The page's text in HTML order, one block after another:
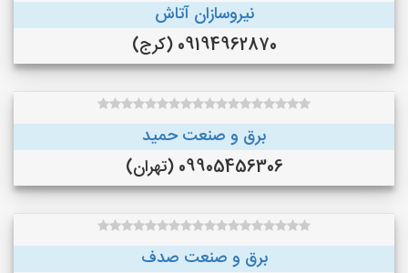
نیروسازان آتاش
09194962870 (کرج)
برق و صنعت حمید
09905456306 (تهران)
برق و صنعت صدف